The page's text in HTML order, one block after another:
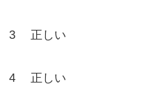
3 正しい
4 正しい